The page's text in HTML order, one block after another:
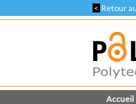
< Retour
Accueil